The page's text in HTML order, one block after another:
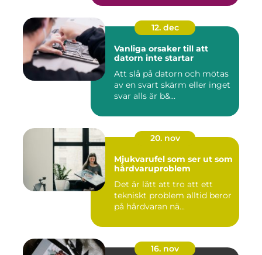
12. dec
Vanliga orsaker till att
datorn inte startar
Att slå på datorn och mötas
av en svart skärm eller inget
svar alls är b&...
20. nov
Mjukvarufel som ser ut som
hårdvaruproblem
Det är lätt att tro att ett
tekniskt problem alltid beror
på hårdvaran nä...
16. nov